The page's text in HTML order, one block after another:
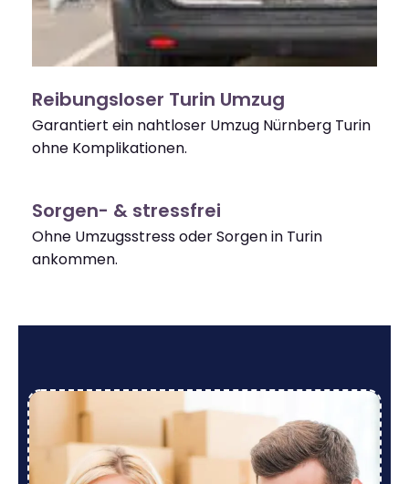
Reibungsloser Turin Umzug
Garantiert ein nahtloser Umzug Nürnberg Turin
ohne Komplikationen.
Sorgen- & stressfrei
Ohne Umzugsstress oder Sorgen in Turin
ankommen.